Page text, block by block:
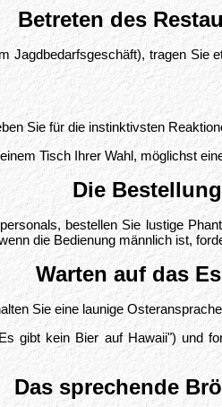
Betreten des
Jagdbedarfsgeschäft), tragen
Sie für die instinktivsten
Tisch Ihrer Wahl, möglichst
Die Bestellung
bestellen Sie lustige
die Bedienung männlich ist,
Warten auf das
Sie eine launige
gibt kein Bier auf Hawaii") und
Das sprechende